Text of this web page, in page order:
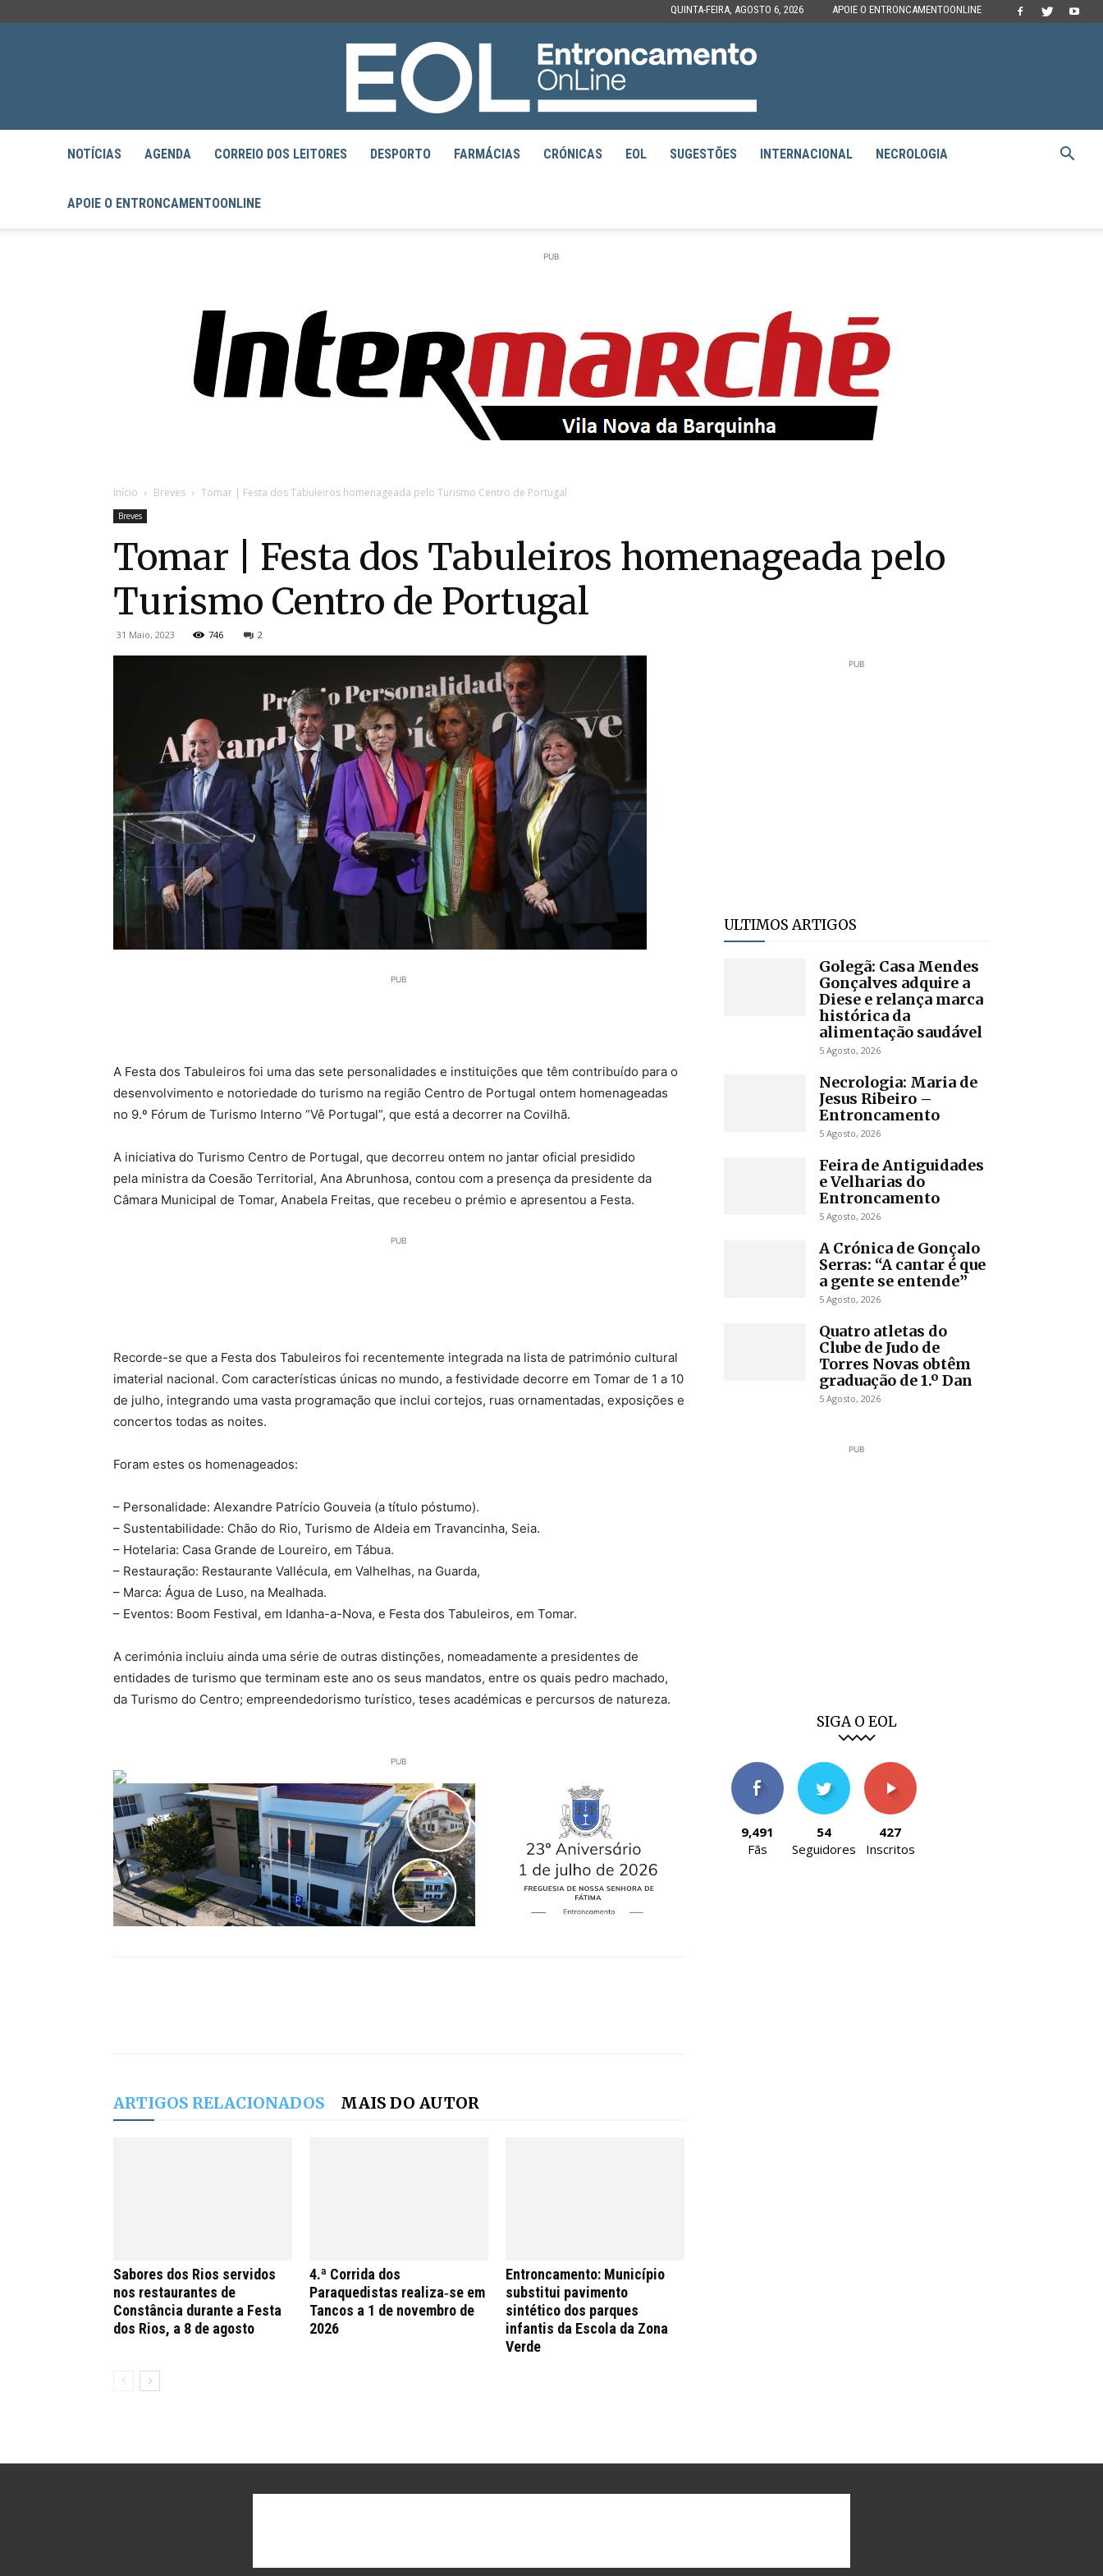
QUINTA-FEIRA, AGOSTO 6, 2026 APOIE O ENTRONCAMENTOONLINE
EntroncamentoOnline
NOTÍCIAS AGENDA CORREIO DOS LEITORES DESPORTO FARMÁCIAS CRÓNICAS EOL SUGESTÕES INTERNACIONAL NECROLOGIA
APOIE O ENTRONCAMENTOONLINE
PUB
Início Breves Tomar | Festa dos Tabuleiros homenageada pelo Turismo Centro de Portugal
Breves
Tomar | Festa dos Tabuleiros homenageada pelo
Turismo Centro de Portugal
31 Maio, 2023 746 2
PUB
A Festa dos Tabuleiros foi uma das sete personalidades e instituições que têm contribuído para o
desenvolvimento e notoriedade do turismo na região Centro de Portugal ontem homenageadas
no 9.º Fórum de Turismo Interno “Vê Portugal”, que está a decorrer na Covilhã.
A iniciativa do Turismo Centro de Portugal, que decorreu ontem no jantar oficial presidido
pela ministra da Coesão Territorial, Ana Abrunhosa, contou com a presença da presidente da
Câmara Municipal de Tomar, Anabela Freitas, que recebeu o prémio e apresentou a Festa.
PUB
Recorde-se que a Festa dos Tabuleiros foi recentemente integrada na lista de património cultural
imaterial nacional. Com características únicas no mundo, a festividade decorre em Tomar de 1 a 10
de julho, integrando uma vasta programação que inclui cortejos, ruas ornamentadas, exposições e
concertos todas as noites.
Foram estes os homenageados:
– Personalidade: Alexandre Patrício Gouveia (a título póstumo).
– Sustentabilidade: Chão do Rio, Turismo de Aldeia em Travancinha, Seia.
– Hotelaria: Casa Grande de Loureiro, em Tábua.
– Restauração: Restaurante Vallécula, em Valhelhas, na Guarda,
– Marca: Água de Luso, na Mealhada.
– Eventos: Boom Festival, em Idanha-a-Nova, e Festa dos Tabuleiros, em Tomar.
A cerimónia incluiu ainda uma série de outras distinções, nomeadamente a presidentes de
entidades de turismo que terminam este ano os seus mandatos, entre os quais pedro machado,
da Turismo do Centro; empreendedorismo turístico, teses académicas e percursos de natureza.
PUB
ARTIGOS RELACIONADOS MAIS DO AUTOR
Sabores dos Rios servidos
nos restaurantes de
Constância durante a Festa
dos Rios, a 8 de agosto
4.ª Corrida dos
Paraquedistas realiza‑se em
Tancos a 1 de novembro de
2026
Entroncamento: Município
substitui pavimento
sintético dos parques
infantis da Escola da Zona
Verde
PUB
ULTIMOS ARTIGOS
Golegã: Casa Mendes
Gonçalves adquire a
Diese e relança marca
histórica da
alimentação saudável
5 Agosto, 2026
Necrologia: Maria de
Jesus Ribeiro –
Entroncamento
5 Agosto, 2026
Feira de Antiguidades
e Velharias do
Entroncamento
5 Agosto, 2026
A Crónica de Gonçalo
Serras: “A cantar é que
a gente se entende”
5 Agosto, 2026
Quatro atletas do
Clube de Judo de
Torres Novas obtêm
graduação de 1.º Dan
5 Agosto, 2026
PUB
SIGA O EOL
9,491
Fãs
54
Seguidores
427
Inscritos